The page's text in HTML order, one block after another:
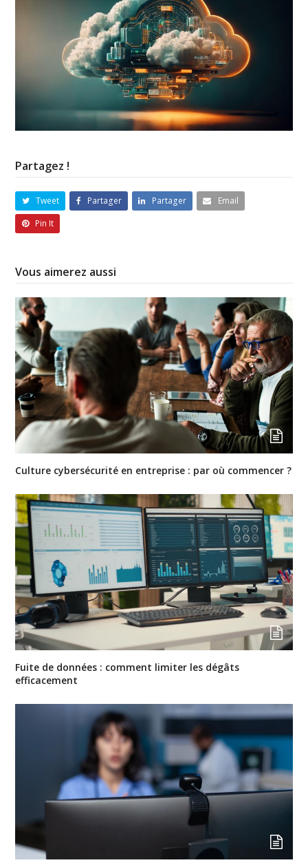
Partagez !
Tweet Partager Partager
Email
Pin It
Vous aimerez aussi
Culture cybersécurité en entreprise : par où commencer ?
Fuite de données : comment limiter les dégâts
efficacement